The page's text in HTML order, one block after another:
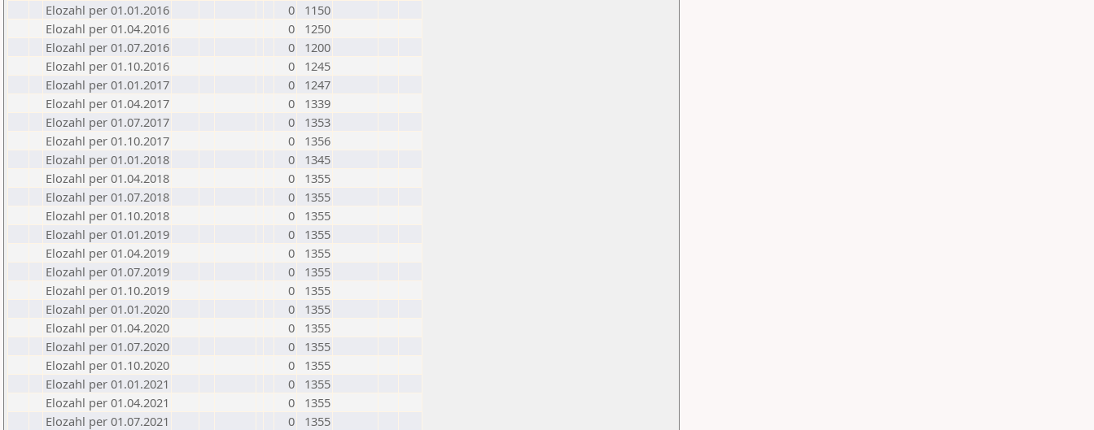
Elozahl per 01.01.2016
0
1150
Elozahl per 01.04.2016
0
1250
Elozahl per 01.07.2016
0
1200
Elozahl per 01.10.2016
0
1245
Elozahl per 01.01.2017
0
1247
Elozahl per 01.04.2017
0
1339
Elozahl per 01.07.2017
0
1353
Elozahl per 01.10.2017
0
1356
Elozahl per 01.01.2018
0
1345
Elozahl per 01.04.2018
0
1355
Elozahl per 01.07.2018
0
1355
Elozahl per 01.10.2018
0
1355
Elozahl per 01.01.2019
0
1355
Elozahl per 01.04.2019
0
1355
Elozahl per 01.07.2019
0
1355
Elozahl per 01.10.2019
0
1355
Elozahl per 01.01.2020
0
1355
Elozahl per 01.04.2020
0
1355
Elozahl per 01.07.2020
0
1355
Elozahl per 01.10.2020
0
1355
Elozahl per 01.01.2021
0
1355
Elozahl per 01.04.2021
0
1355
Elozahl per 01.07.2021
0
1355